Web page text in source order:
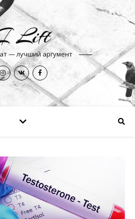
Lift
— лучший аргумент